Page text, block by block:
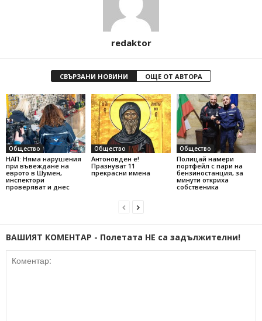
redaktor
СВЪРЗАНИ НОВИНИ ОЩЕ ОТ АВТОРА
Общество
НАП: Няма нарушения
при въвеждане на
еврото в Шумен,
инспектори
проверяват и днес
Общество
Антоновден е!
Празнуват 11
прекрасни имена
Общество
Полицай намери
портфейл с пари на
бензиностанция, за
минути откриха
собственика
ВАШИЯТ КОМЕНТАР - Полетата НЕ са задължителни!